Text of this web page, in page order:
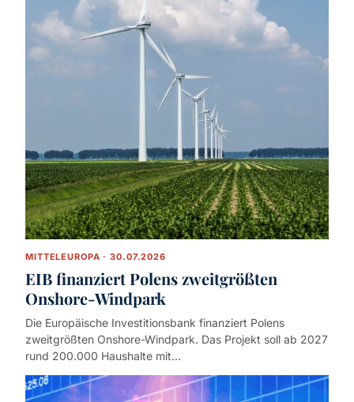
MITTELEUROPA · 30.07.2026
EIB finanziert Polens zweitgrößten
Onshore-Windpark
Die Europäische Investitionsbank finanziert Polens
zweitgrößten Onshore-Windpark. Das Projekt soll ab 2027
rund 200.000 Haushalte mit…